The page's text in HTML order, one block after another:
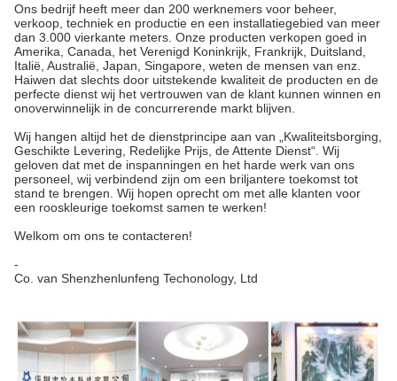
Ons bedrijf heeft meer dan 200 werknemers voor beheer,
verkoop, techniek en productie en een installatiegebied van meer
dan 3.000 vierkante meters. Onze producten verkopen goed in
Amerika, Canada, het Verenigd Koninkrijk, Frankrijk, Duitsland,
Italië, Australië, Japan, Singapore, weten de mensen van enz.
Haiwen dat slechts door uitstekende kwaliteit de producten en de
perfecte dienst wij het vertrouwen van de klant kunnen winnen en
onoverwinnelijk in de concurrerende markt blijven.
Wij hangen altijd het de dienstprincipe aan van „Kwaliteitsborging,
Geschikte Levering, Redelijke Prijs, de Attente Dienst“. Wij
geloven dat met de inspanningen en het harde werk van ons
personeel, wij verbindend zijn om een briljantere toekomst tot
stand te brengen. Wij hopen oprecht om met alle klanten voor
een rooskleurige toekomst samen te werken!
Welkom om ons te contacteren!
-
Co. van Shenzhenlunfeng Techonology, Ltd